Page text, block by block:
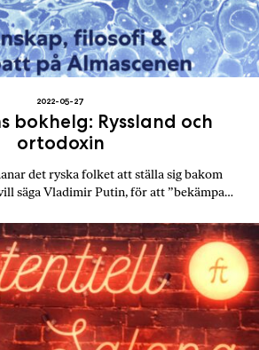
bokhelg: Ryssland och
ortodoxin
2022-05-27
det ryska folket att ställa sig bakom
säga Vladimir Putin, för att ”bekämpa…